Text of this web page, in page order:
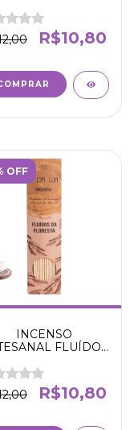
ESTIMA - N' DA
LUA
R$10,80
OFF
INCENSO
FLUÍDOS
EQUILÍBRIO E
-N' DA
LUA
R$10,80